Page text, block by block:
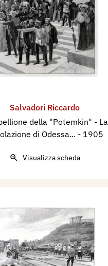
Salvadori Riccardo
della "Potemkin" - La
di Odessa... - 1905
Visualizza scheda